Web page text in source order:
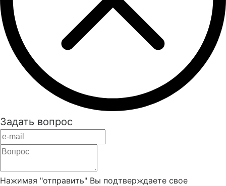
Задать вопрос
Нажимая "отправить" Вы подтверждаете свое